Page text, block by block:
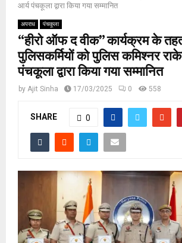
आर्य पंचकूला द्वारा किया गया सम्मानित
अपराध पंचकूला
“हीरो ऑफ द वीक” कार्यक्रम के
पुलिसकर्मियों को पुलिस कमिश्नर
पंचकूला द्वारा किया गया सम्मानित
by Ajit Sinha 17/03/2025 0 558
SHARE 0